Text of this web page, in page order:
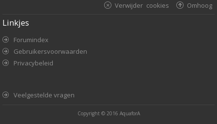
Omhoog
Verwijder cookies
Linkjes
Forumindex
Gebruikersvoorwaarden
Privacybeleid
Veelgestelde vragen
Copyright © 2016 AquaforA